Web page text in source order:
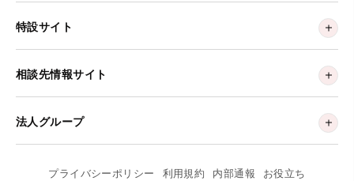
特設サイト
相談先情報サイト
法人グループ
プライバシーポリシー 利用規約 内部通報 お役立ち